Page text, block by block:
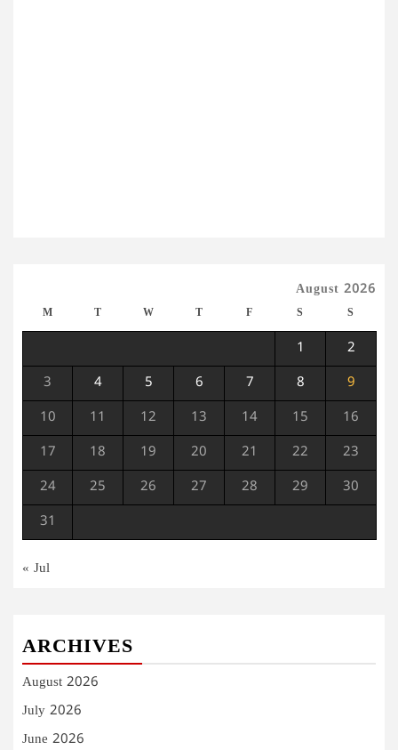
August 2026
M T W T F S S
1 2
3 4 5 6 7 8 9
10 11 12 13 14 15 16
17 18 19 20 21 22 23
24 25 26 27 28 29 30
31
« Jul
ARCHIVES
August 2026
July 2026
June 2026